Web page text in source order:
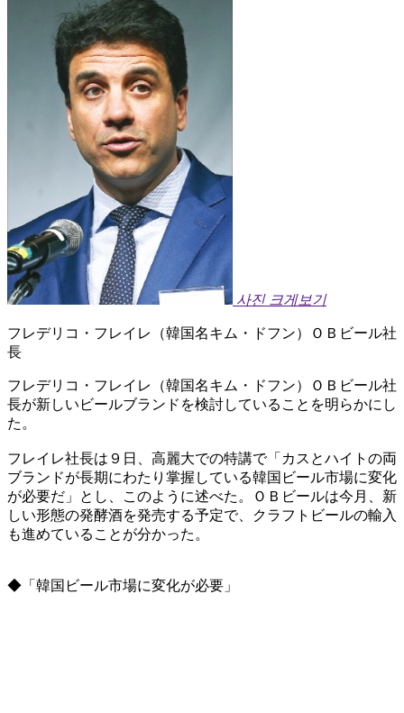
사진 크게보기
フレデリコ・フレイレ（韓国名キム・ドフン）ＯＢビール社
長
フレデリコ・フレイレ（韓国名キム・ドフン）ＯＢビール社
長が新しいビールブランドを検討していることを明らかにし
た。
フレイレ社長は９日、高麗大での特講で「カスとハイトの両
ブランドが長期にわたり掌握している韓国ビール市場に変化
が必要だ」とし、このように述べた。ＯＢビールは今月、新
しい形態の発酵酒を発売する予定で、クラフトビールの輸入
も進めていることが分かった。
◆「韓国ビール市場に変化が必要」